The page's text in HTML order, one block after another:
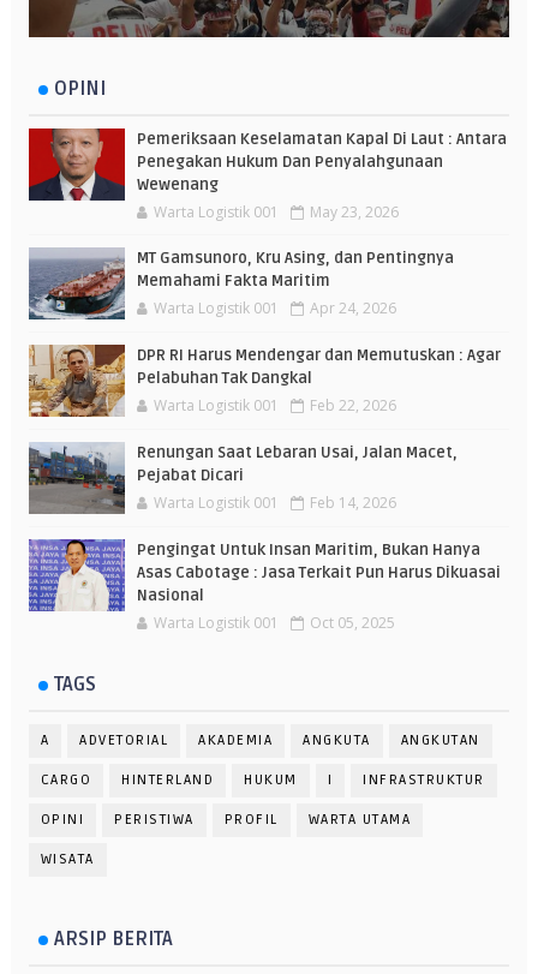
OPINI
Pemeriksaan Keselamatan Kapal Di Laut : Antara
Penegakan Hukum Dan Penyalahgunaan
Wewenang
Warta Logistik 001 May 23, 2026
MT Gamsunoro, Kru Asing, dan Pentingnya
Memahami Fakta Maritim
Warta Logistik 001 Apr 24, 2026
DPR RI Harus Mendengar dan Memutuskan : Agar
Pelabuhan Tak Dangkal
Warta Logistik 001 Feb 22, 2026
Renungan Saat Lebaran Usai, Jalan Macet,
Pejabat Dicari
Warta Logistik 001 Feb 14, 2026
Pengingat Untuk Insan Maritim, Bukan Hanya
Asas Cabotage : Jasa Terkait Pun Harus Dikuasai
Nasional
Warta Logistik 001 Oct 05, 2025
TAGS
A ADVETORIAL AKADEMIA ANGKUTA ANGKUTAN
CARGO HINTERLAND HUKUM I INFRASTRUKTUR
OPINI PERISTIWA PROFIL WARTA UTAMA
WISATA
ARSIP BERITA